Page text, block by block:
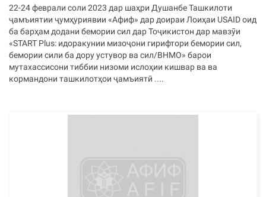
22-24 феврали соли 2023 дар шаҳри Душанбе Ташкилоти
ҷамъиятии ҷумҳуриявии «Афиф» дар доираи Лоиҳаи USAID оид
ба барҳам додани бемории сил дар Тоҷикистон дар мавзӯи
«START Plus: идоракунии мизоҷони гирифтори бемории сил,
бемории сили ба дору устувор ва сил/ВНМО» барои
мутахассисони тиббии низоми ислоҳии кишвар ва ва
кормандони ташкилотҳои ҷамъиятӣ ....